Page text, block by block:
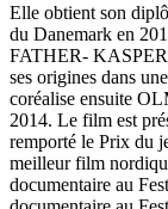
Elle obtient son
du Danemark en
FATHER- KASPER
ses origines dans
coréalise ensuite
2014. Le film est
remporté le Prix du
meilleur film
documentaire au